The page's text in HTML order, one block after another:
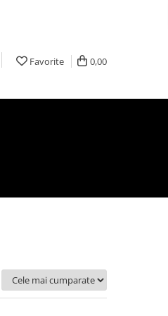
Favorite 0,00